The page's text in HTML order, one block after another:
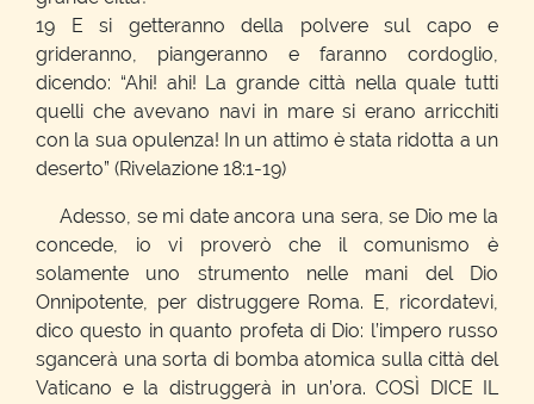
19 E si getteranno della polvere sul capo e
grideranno, piangeranno e faranno cordoglio,
dicendo: “Ahi! ahi! La grande città nella quale tutti
quelli che avevano navi in mare si erano arricchiti
con la sua opulenza! In un attimo è stata ridotta a un
deserto” (Rivelazione 18:1-19)
Adesso, se mi date ancora una sera, se Dio me la
concede, io vi proverò che il comunismo è
solamente uno strumento nelle mani del Dio
Onnipotente, per distruggere Roma. E, ricordatevi,
dico questo in quanto profeta di Dio: l’impero russo
sgancerà una sorta di bomba atomica sulla città del
Vaticano e la distruggerà in un’ora. COSÌ DICE IL